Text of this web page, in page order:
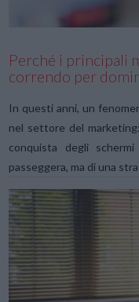
Perché i principali
correndo per
In questi anni, un
nel settore del
conquista degli
passeggera, ma di una